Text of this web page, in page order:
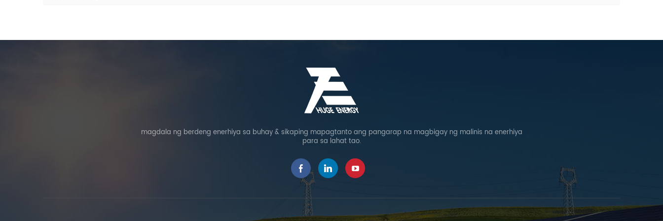
magdala ng berdeng enerhiya sa buhay & sikaping mapagtanto ang pangarap na magbigay ng malinis na enerhiya
para sa lahat tao.